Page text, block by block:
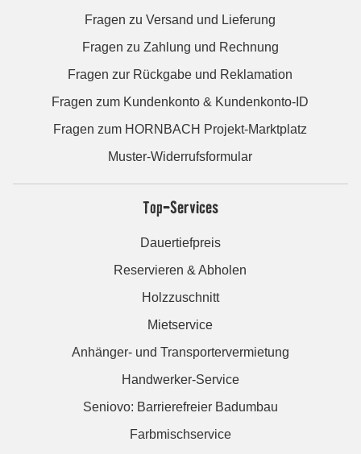
Fragen zu Versand und Lieferung
Fragen zu Zahlung und Rechnung
Fragen zur Rückgabe und Reklamation
Fragen zum Kundenkonto & Kundenkonto-ID
Fragen zum HORNBACH Projekt-Marktplatz
Muster-Widerrufsformular
Top-Services
Dauertiefpreis
Reservieren & Abholen
Holzzuschnitt
Mietservice
Anhänger- und Transportervermietung
Handwerker-Service
Seniovo: Barrierefreier Badumbau
Farbmischservice